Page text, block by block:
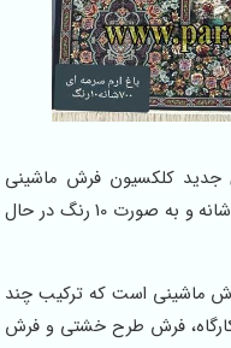
جدید کلکسیون فرش ماشینی
پرسان پارس است که در کیفیت فرش 700 شانه و به صورت 10 رنگ در حال
ماشینی است که ترکیب چند
فرش طرح خشتی و فرش